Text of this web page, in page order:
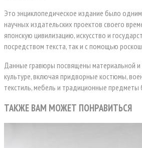
Это энциклопедическое издание было
научных издательских проектов своего
японскую цивилизацию, искусство и
посредством текста, так и с помощью
Данные гравюры посвящены материальной
культуре, включая придворные костюмы,
текстиль, мебель и традиционные предметы
ТАКЖЕ ВАМ МОЖЕТ ПОНРАВИТЬСЯ